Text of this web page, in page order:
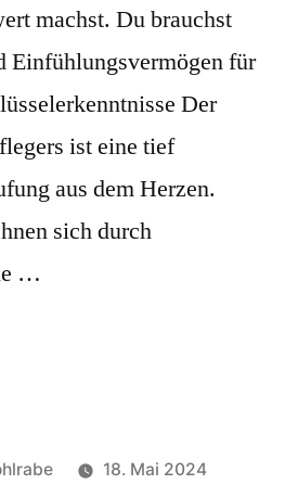
machst. Du brauchst
Einfühlungsvermögen für
Der
ist eine tief
aus dem Herzen.
sich durch
…
18. Mai 2024